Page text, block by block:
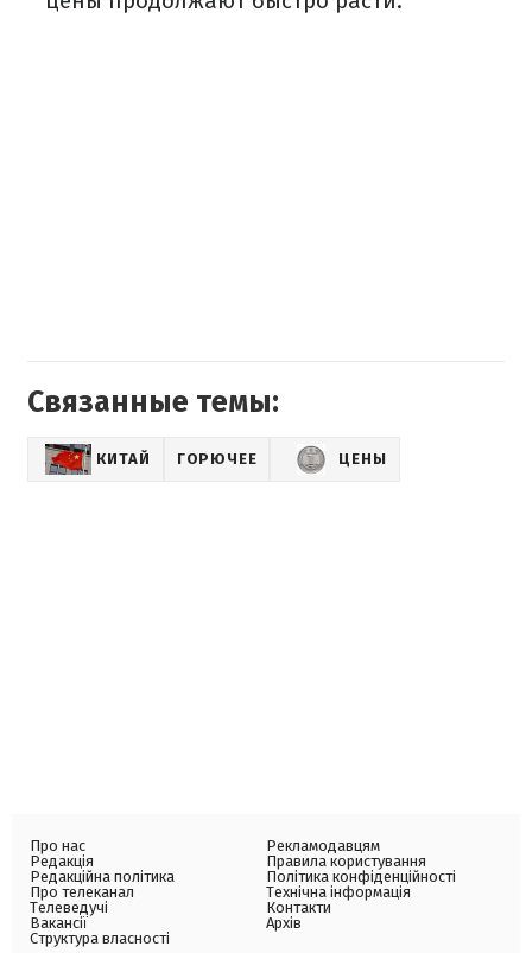
Связанные темы:
КИТАЙ ГОРЮЧЕЕ ЦЕНЫ
Про нас
Редакція
Редакційна політика
Про телеканал
Телеведучі
Вакансії
Структура власності
Рекламодавцям
Правила користування
Політика конфіденційності
Технічна інформація
Контакти
Архів